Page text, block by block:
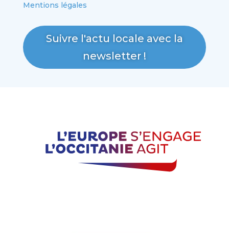
Mentions légales
Suivre l'actu locale avec la
newsletter !